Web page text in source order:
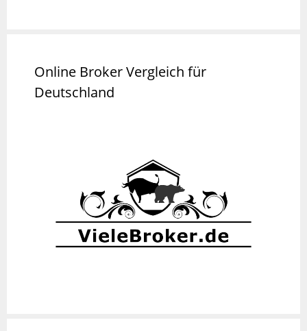
Online Broker Vergleich für
Deutschland